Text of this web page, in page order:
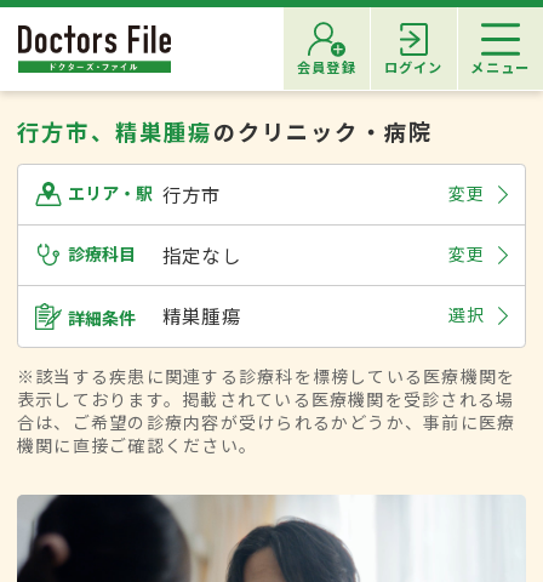
会員登録 ログイン メニュー
行方市、精巣腫瘍のクリニック・病院
エリア・駅 行方市 変更
診療科目 指定なし 変更
詳細条件 精巣腫瘍 選択
※該当する疾患に関連する診療科を標榜している医療機関を
表示しております。掲載されている医療機関を受診される場
合は、ご希望の診療内容が受けられるかどうか、事前に医療
機関に直接ご確認ください。